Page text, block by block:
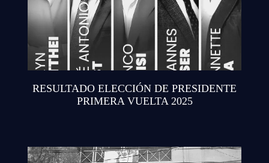
RESULTADO ELECCIÓN DE PRESIDENTE
PRIMERA VUELTA 2025